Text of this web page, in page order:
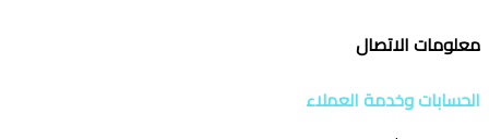
معلومات الاتصال
الحسابات وخدمة العملاء